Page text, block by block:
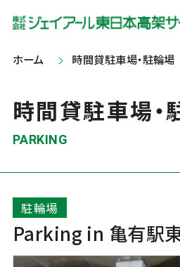
ホーム 時間貸駐車場・駐輪場
時間貸駐車場・
PARKING
駐輪場
Parking in 亀有駅